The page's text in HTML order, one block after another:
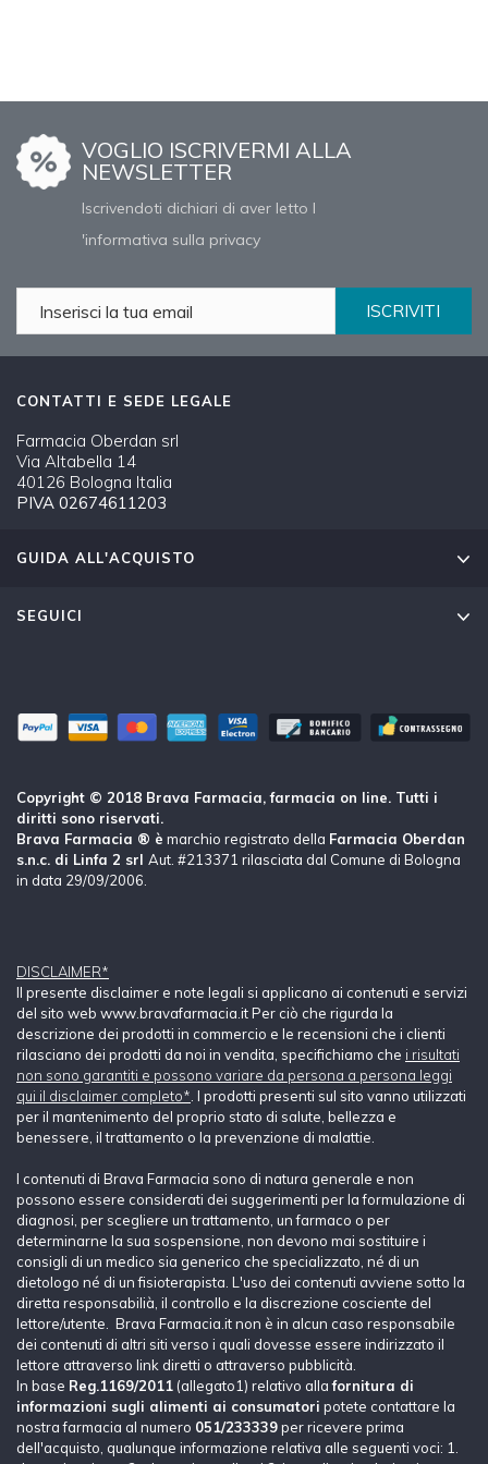
più contenuti, ma ugualmente una
qualità eccellente!
VOGLIO ISCRIVERMI ALLA
NEWSLETTER
Iscrivendoti dichiari di aver letto l
'informativa sulla privacy
ISCRIVITI
CONTATTI E SEDE LEGALE
Farmacia Oberdan srl
Via Altabella 14
40126 Bologna Italia
PIVA 02674611203
GUIDA ALL'ACQUISTO
SEGUICI
Copyright © 2018 Brava Farmacia, farmacia on line. Tutti i
diritti sono riservati.
Brava Farmacia ® è marchio registrato della Farmacia Oberdan
s.n.c. di Linfa 2 srl Aut. #213371 rilasciata dal Comune di Bologna
in data 29/09/2006.
DISCLAIMER*
Il presente disclaimer e note legali si applicano ai contenuti e servizi
del sito web www.bravafarmacia.it Per ciò che rigurda la
descrizione dei prodotti in commercio e le recensioni che i clienti
rilasciano dei prodotti da noi in vendita, specifichiamo che i risultati
non sono garantiti e possono variare da persona a persona leggi
qui il disclaimer completo*. I prodotti presenti sul sito vanno utilizzati
per il mantenimento del proprio stato di salute, bellezza e
benessere, il trattamento o la prevenzione di malattie.
I contenuti di Brava Farmacia sono di natura generale e non
possono essere considerati dei suggerimenti per la formulazione di
diagnosi, per scegliere un trattamento, un farmaco o per
determinarne la sua sospensione, non devono mai sostituire i
consigli di un medico sia generico che specializzato, né di un
dietologo né di un fisioterapista. L'uso dei contenuti avviene sotto la
diretta responsabilià, il controllo e la discrezione cosciente del
lettore/utente. Brava Farmacia.it non è in alcun caso responsabile
dei contenuti di altri siti verso i quali dovesse essere indirizzato il
lettore attraverso link diretti o attraverso pubblicità.
In base Reg.1169/2011 (allegato1) relativo allafornitura di
informazioni sugli alimenti ai consumatori potete contattare la
nostra farmacia al numero 051/233339per ricevere prima
dell'acquisto, qualunque informazione relativa alle seguenti voci: 1.